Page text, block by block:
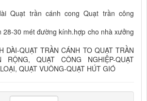
Quạt trần cánh cong Quạt trần công
28-30 mét đường kính.hợp cho nhà xưởng
DÀI-QUẠT TRẦN CÁNH TO QUẠT TRẦN
QUẠT CÔNG NGHIỆP-QUẠT
QUẠT VUÔNG-QUẠT HÚT GIÓ